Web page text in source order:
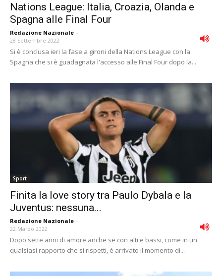
Nations League: Italia, Croazia, Olanda e
Spagna alle Final Four
Redazione Nazionale -
28 Settembre 2022
Si è conclusa ieri la fase a gironi della Nations League con la
Spagna che si è guadagnata l'accesso alle Final Four dopo la...
Sport
Finita la love story tra Paulo Dybala e la
Juventus: nessuna...
Redazione Nazionale -
22 Marzo 2022
Dopo sette anni di amore anche se con alti e bassi, come in un
qualsiasi rapporto che si rispetti, è arrivato il momento di...